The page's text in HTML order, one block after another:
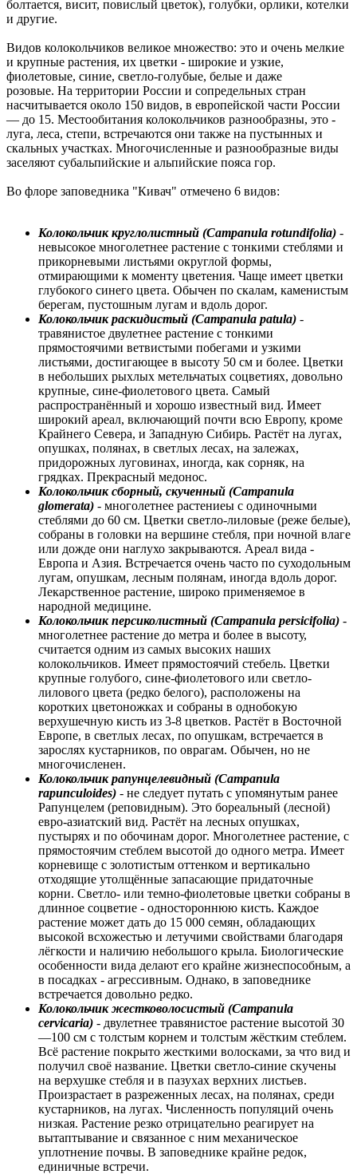
болтается, висит, повислый цветок), голубки, орлики, котелки
и другие.
Видов колокольчиков великое множество: это и очень мелкие
и крупные растения, их цветки - широкие и узкие,
фиолетовые, синие, светло-голубые, белые и даже
розовые. На территории России и сопредельных стран
насчитывается около 150 видов, в европейской части России
— до 15. Местообитания колокольчиков разнообразны, это -
луга, леса, степи, встречаются они также на пустынных и
скальных участках. Многочисленные и разнообразные виды
заселяют субальпийские и альпийские пояса гор.
Во флоре заповедника "Кивач" отмечено 6 видов:
Колокольчик круглолистный (Campanula rotundifolia) -
невысокое многолетнее растение с тонкими стеблями и
прикорневыми листьями округлой формы,
отмирающими к моменту цветения. Чаще имеет цветки
глубокого синего цвета. Обычен по скалам, каменистым
берегам, пустошным лугам и вдоль дорог.
Колокольчик раскидистый (Campanula patula) -
травянистое двулетнее растение с тонкими
прямостоячими ветвистыми побегами и узкими
листьями, достигающее в высоту 50 см и более. Цветки
в небольших рыхлых метельчатых соцветиях, довольно
крупные, сине-фиолетового цвета. Самый
распространённый и хорошо известный вид. Имеет
широкий ареал, включающий почти всю Европу, кроме
Крайнего Севера, и Западную Сибирь. Растёт на лугах,
опушках, полянах, в светлых лесах, на залежах,
придорожных луговинах, иногда, как сорняк, на
грядках. Прекрасный медонос.
Колокольчик сборный, скученный (Campanula
glomerata) - многолетнее растениеы с одиночными
стеблями до 60 см. Цветки светло-лиловые (реже белые),
собраны в головки на вершине стебля, при ночной влаге
или дожде они наглухо закрываются. Ареал вида -
Европа и Азия. Встречается очень часто по суходольным
лугам, опушкам, лесным полянам, иногда вдоль дорог.
Лекарственное растение, широко применяемое в
народной медицине.
Колокольчик персиколистный (Campanula persicifolia) -
многолетнее растение до метра и более в высоту,
считается одним из самых высоких наших
колокольчиков. Имеет прямостоячий стебель. Цветки
крупные голубого, сине-фиолетового или светло-
лилового цвета (редко белого), расположены на
коротких цветоножках и собраны в однобокую
верхушечную кисть из 3-8 цветков. Растёт в Восточной
Европе, в светлых лесах, по опушкам, встречается в
зарослях кустарников, по оврагам. Обычен, но не
многочисленен.
Колокольчик рапунцелевидный (Campanula
rapunculoides) - не следует путать с упомянутым ранее
Рапунцелем (реповидным). Это бореальный (лесной)
евро-азиатский вид. Растёт на лесных опушках,
пустырях и по обочинам дорог. Многолетнее растение, с
прямостоячим стеблем высотой до одного метра. Имеет
корневище с золотистым оттенком и вертикально
отходящие утолщённые запасающие придаточные
корни. Светло- или темно-фиолетовые цветки собраны в
длинное соцветие - одностороннюю кисть. Каждое
растение может дать до 15 000 семян, обладающих
высокой всхожестью и летучими свойствами благодаря
лёгкости и наличию небольшого крыла. Биологические
особенности вида делают его крайне жизнеспособным, а
в посадках - агрессивным. Однако, в заповеднике
встречается довольно редко.
Колокольчик жестковолосистый (Campanula
cervicaria) - двулетнее травянистое растение высотой 30
—100 см с толстым корнем и толстым жёстким стеблем.
Всё растение покрыто жесткими волосками, за что вид и
получил своё название. Цветки светло-синие скучены
на верхушке стебля и в пазухах верхних листьев.
Произрастает в разреженных лесах, на полянах, среди
кустарников, на лугах. Численность популяций очень
низкая. Растение резко отрицательно реагирует на
вытаптывание и связанное с ним механическое
уплотнение почвы. В заповеднике крайне редок,
единичные встречи.